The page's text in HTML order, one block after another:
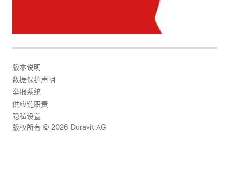
版本说明
数据保护声明
举报系统
供应链职责
隐私设置
版权所有 © 2026 Duravit AG